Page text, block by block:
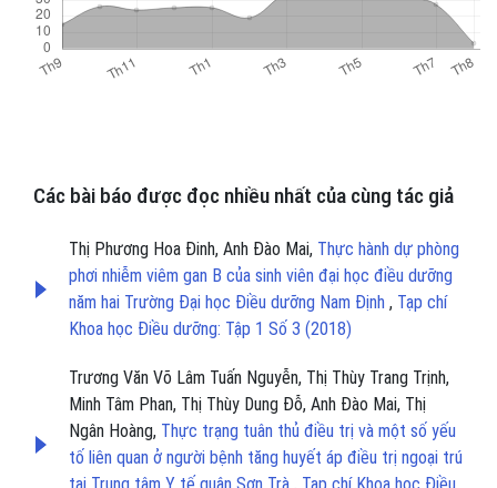
Các bài báo được đọc nhiều nhất của cùng tác giả
Thị Phương Hoa Đinh, Anh Đào Mai, Thực hành dự phòng
phơi nhiễm viêm gan B của sinh viên đại học điều dưỡng
năm hai Trường Đại học Điều dưỡng Nam Định , Tạp chí
Khoa học Điều dưỡng: Tập 1 Số 3 (2018)
Trương Văn Võ Lâm Tuấn Nguyễn, Thị Thùy Trang Trịnh,
Minh Tâm Phan, Thị Thùy Dung Đỗ, Anh Đào Mai, Thị
Ngân Hoàng, Thực trạng tuân thủ điều trị và một số yếu
tố liên quan ở người bệnh tăng huyết áp điều trị ngoại trú